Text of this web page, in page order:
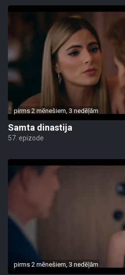
pirms 2 mēnešiem, 3 nedēļām
Samta dinastija
57. epizode
pirms 2 mēnešiem, 3 nedēļām